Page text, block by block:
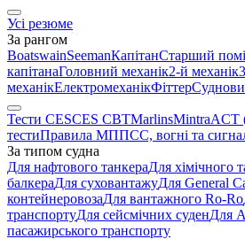
Усі резюме
За рангом
BoatswainSeemanКапітанСтарший
капітанаГоловний механік2-й механік
механікЕлектромеханікФіттер
Тести CESCES CBTMarlinsMintraACT
тестиПравила МППСС, вогні та
За типом судна
Для нафтового танкераДля хімічного
балкераДля суховантажуДля General
контейнеровозаДля вантажного Ro-Ro
транспортуДля сейсмічних суденДля
пасажирського транспорту